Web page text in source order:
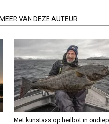
MEER VAN DEZE AUTEUR
Met kunstaas op heilbot in ondiep